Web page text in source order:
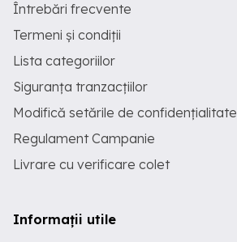
Întrebări frecvente
Termeni și condiții
Lista categoriilor
Siguranța tranzacțiilor
Modifică setările de confidențialitate
Regulament Campanie
Livrare cu verificare colet
Informații utile